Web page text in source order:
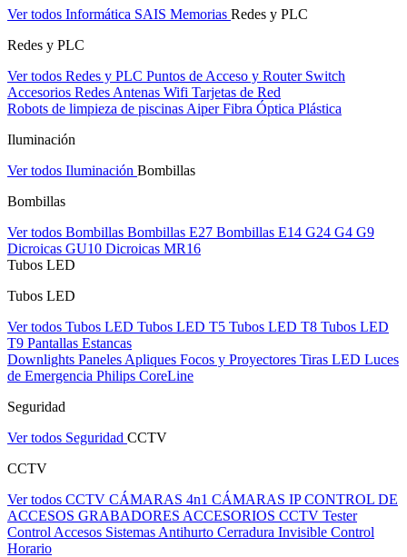
Ver todos Informática SAIS Memorias Redes y PLC
Redes y PLC
Ver todos Redes y PLC Puntos de Acceso y Router Switch
Accesorios Redes Antenas Wifi Tarjetas de Red
Robots de limpieza de piscinas AiperFibra Óptica Plástica
Iluminación
Ver todos Iluminación Bombillas
Bombillas
Ver todos Bombillas Bombillas E27 Bombillas E14 G24 G4 G9
Dicroicas GU10 Dicroicas MR16
Tubos LED
Tubos LED
Ver todos Tubos LED Tubos LED T5 Tubos LED T8 Tubos LED
T9 Pantallas Estancas
Downlights Paneles Apliques Focos y Proyectores Tiras LED Luces
de Emergencia Philips CoreLine
Seguridad
Ver todos Seguridad CCTV
CCTV
Ver todos CCTV CÁMARAS 4n1 CÁMARAS IPCONTROL DE
ACCESOS GRABADORES ACCESORIOS CCTV Tester
Control Accesos Sistemas Antihurto Cerradura Invisible Control
Horario